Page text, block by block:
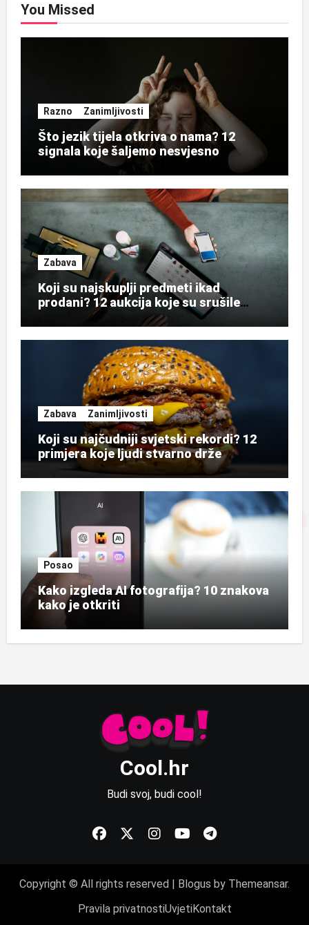
You Missed
Razno Zanimljivosti
Što jezik tijela otkriva o nama? 12
signala koje šaljemo nesvjesno
Zabava
Koji su najskuplji predmeti ikad
prodani? 12 aukcija koje su srušile
Zabava Zanimljivosti
Koji su najčudniji svjetski rekordi? 12
primjera koje ljudi stvarno drže
Posao
Kako izgleda AI fotografija? 10 znakova
kako je otkriti
Cool.hr
Budi svoj, budi cool!
Copyright © All rights reserved | Blogus by Themeansar.
Pravila privatnostiUvjetiKontakt